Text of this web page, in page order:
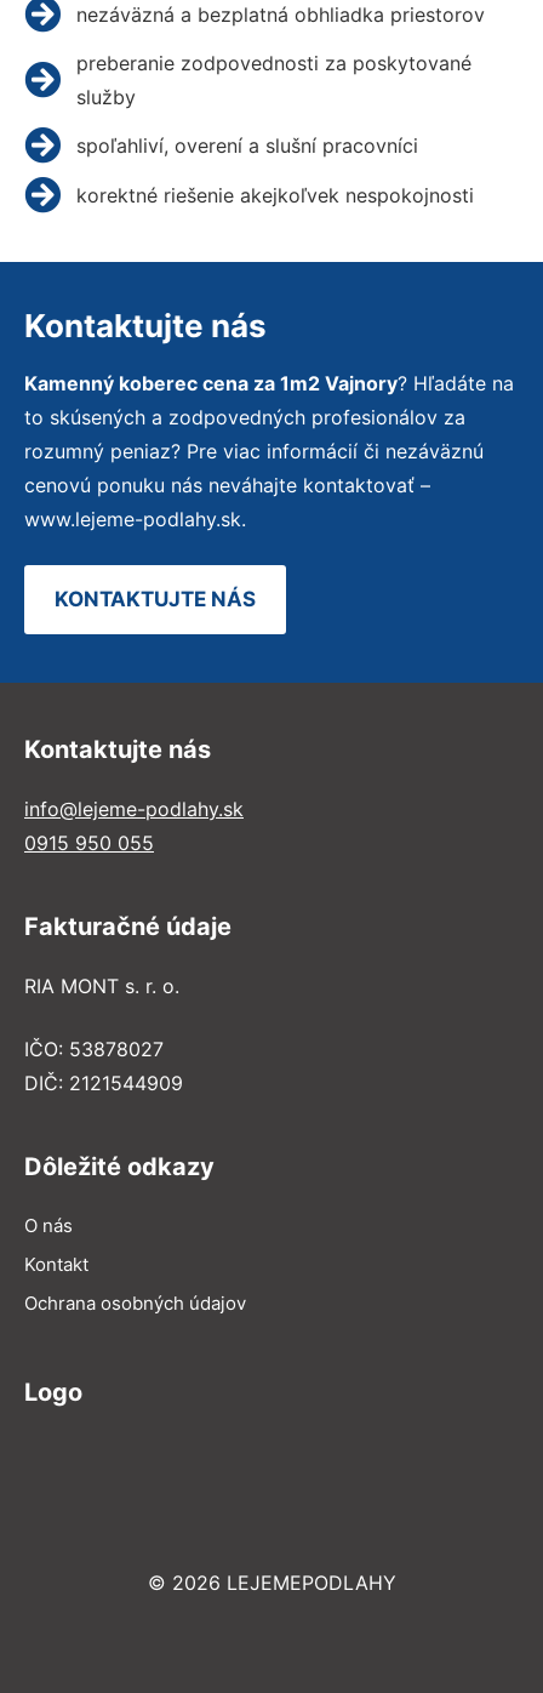
nezáväzná a bezplatná obhliadka priestorov
preberanie zodpovednosti za poskytované
služby
spoľahliví, overení a slušní pracovníci
korektné riešenie akejkoľvek nespokojnosti
Kontaktujte nás
Kamenný koberec cena za 1m2 Vajnory? Hľadáte na
to skúsených a zodpovedných profesionálov za
rozumný peniaz? Pre viac informácií či nezáväznú
cenovú ponuku nás neváhajte kontaktovať –
www.lejeme-podlahy.sk.
KONTAKTUJTE NÁS
Kontaktujte nás
info@lejeme-podlahy.sk
0915 950 055
Fakturačné údaje
RIA MONT s. r. o.
IČO: 53878027
DIČ: 2121544909
Dôležité odkazy
O nás
Kontakt
Ochrana osobných údajov
Logo
© 2026 LEJEMEPODLAHY